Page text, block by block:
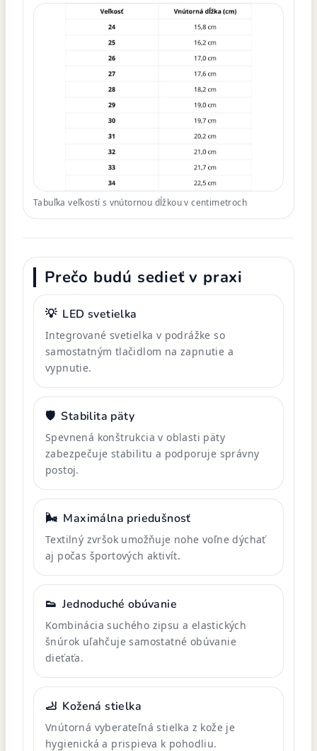
Tabuľka veľkostí s vnútornou dĺžkou v centimetroch
Prečo budú sedieť v praxi
💡 LED svetielka
Integrované svetielka v podrážke so
samostatným tlačidlom na zapnutie a
vypnutie.
🛡️ Stabilita päty
Spevnená konštrukcia v oblasti päty
zabezpečuje stabilitu a podporuje správny
postoj.
🌬️ Maximálna priedušnosť
Textilný zvršok umožňuje nohe voľne dýchať
aj počas športových aktivít.
👟 Jednoduché obúvanie
Kombinácia suchého zipsu a elastických
šnúrok uľahčuje samostatné obúvanie
dieťaťa.
🦶 Kožená stielka
Vnútorná vyberateľná stielka z kože je
hygienická a prispieva k pohodliu.